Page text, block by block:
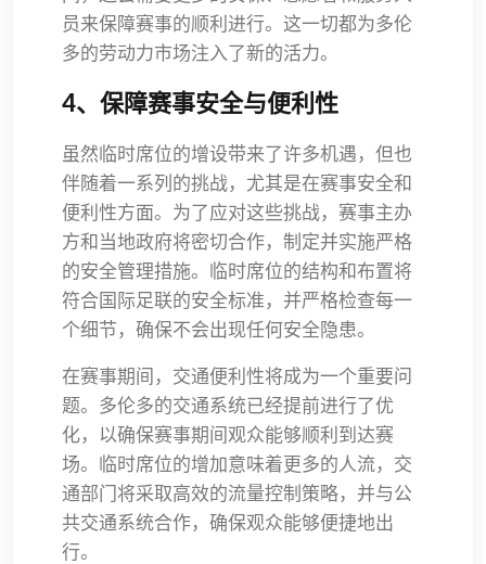
员来保障赛事的顺利进行。这一切都为多伦
多的劳动力市场注入了新的活力。
4、保障赛事安全与便利性
虽然临时席位的增设带来了许多机遇，但也
伴随着一系列的挑战，尤其是在赛事安全和
便利性方面。为了应对这些挑战，赛事主办
方和当地政府将密切合作，制定并实施严格
的安全管理措施。临时席位的结构和布置将
符合国际足联的安全标准，并严格检查每一
个细节，确保不会出现任何安全隐患。
在赛事期间，交通便利性将成为一个重要问
题。多伦多的交通系统已经提前进行了优
化，以确保赛事期间观众能够顺利到达赛
场。临时席位的增加意味着更多的人流，交
通部门将采取高效的流量控制策略，并与公
共交通系统合作，确保观众能够便捷地出
行。